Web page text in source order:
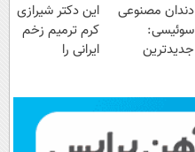
دندان مصنوعی
سوئیسی:
جدیدترین
پرداخت قسطی
این دکتر شیرازی
کرم ترمیم زخم
ایرانی را